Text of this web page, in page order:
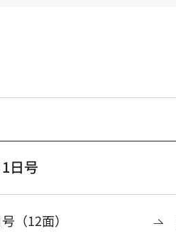
日号
（12面）